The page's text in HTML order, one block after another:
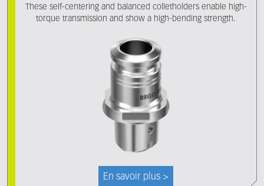
These self-centering and balanced colletholders enable high-
torque transmission and show a high-bending strength.
En savoir plus >